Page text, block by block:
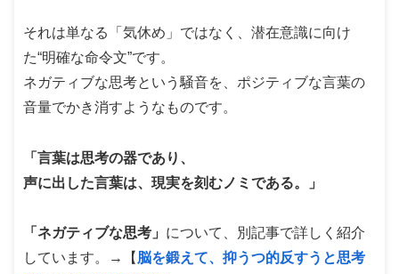
それは単なる「気休め」ではなく、潜在意識に向け
た“明確な命令文”です。
ネガティブな思考という騒音を、ポジティブな言葉の
音量でかき消すようなものです。
「言葉は思考の器であり、
声に出した言葉は、現実を刻むノミである。」
「ネガティブな思考」 について、別記事で詳しく紹介
しています。→【 脳を鍛えて、抑うつ的反すうと思考